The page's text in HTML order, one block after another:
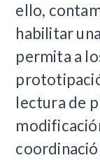
ello,
habilitar
permita a
lectura de